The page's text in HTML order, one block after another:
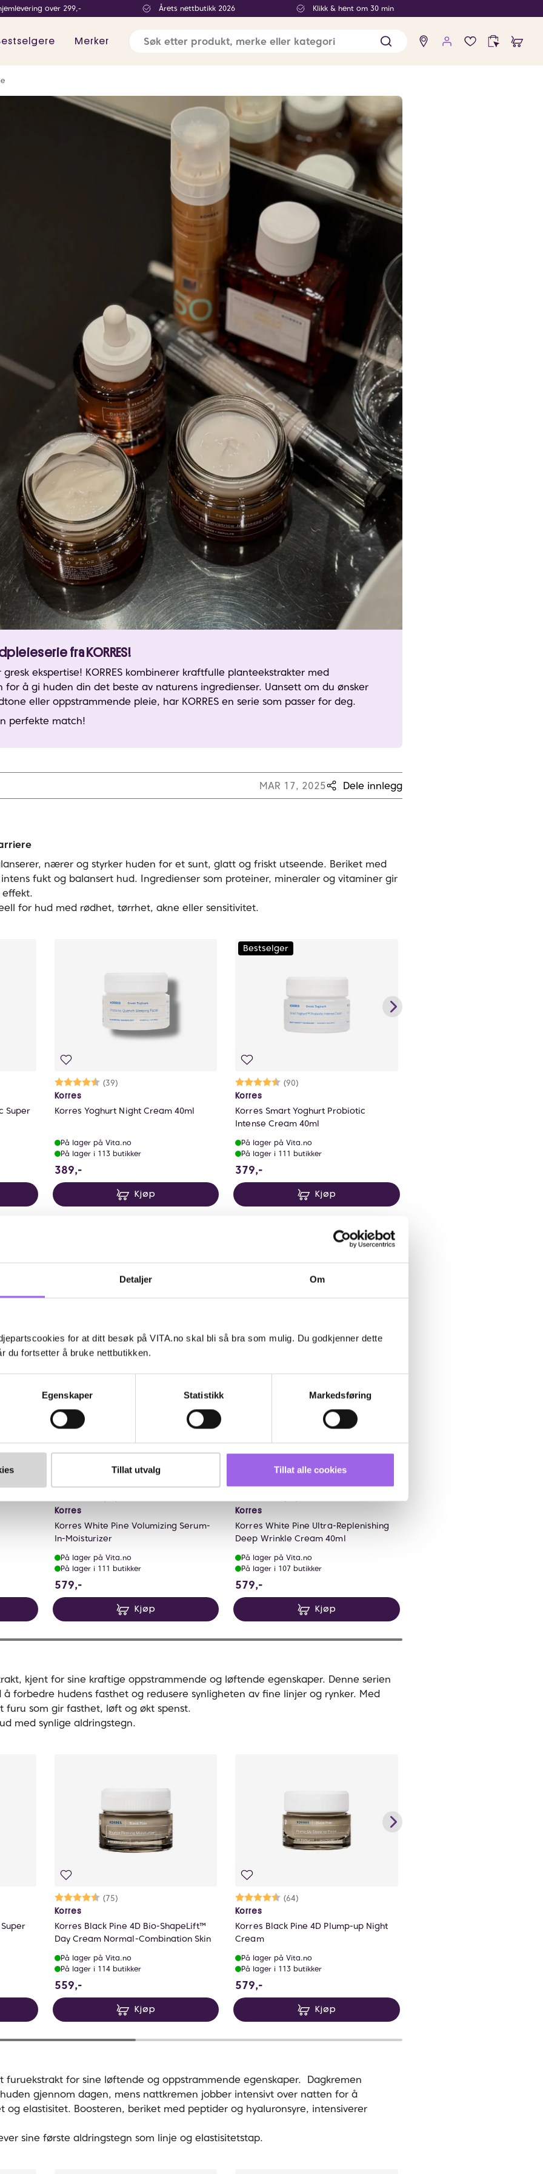
Detaljer Om
for at ditt besøk på VITA.no skal bli så bra som mulig. Du godkjenner dette
du fortsetter å bruke nettbutikken.
Egenskaper Statistikk Markedsføring
Tillat utvalg Tillat alle cookies
over 299,- Årets nettbutikk 2026 Klikk & hent om 30 min
Merker
Ingen
produkter
fra KORRES!
ekspertise! KORRES kombinerer kraftfulle planteekstrakter med
for å gi huden din det beste av naturens ingredienser. Uansett om du ønsker
eller oppstrammende pleie, har KORRES en serie som passer for deg.
perfekte match!
MAR 17, 2025 Dele innlegg
nærer og styrker huden for et sunt, glatt og friskt utseende. Beriket med
fukt og balansert hud. Ingredienser som proteiner, mineraler og vitaminer gir
effekt.
for hud med rødhet, tørrhet, akne eller sensitivitet.
Super
Karakter:
(39)
4.8 av 5 mulige
Korres
Korres Yoghurt Night Cream 40ml
På lager på Vita.no
På lager i 113 butikker
389,-389 NOK
Kjøp
Bestselger
Karakter:
(90)
4.9 av 5 mulige
Korres
Korres Smart Yoghurt Probiotic
Intense Cream 40ml
På lager på Vita.no
På lager i 111 butikker
379,-
Kjøp
og tilbyr omfattende forbedringer ved å gi fylde, spenst, og
dype linjer og rynker. Denne serien forbedrer hudens elastisitet, gir et løft,
som dype linjer og aldersflekker. Med sin effektive anti-rynkeformel bidrar
Karakter:
4.6 av 5 mulige
Korres
Korres White Pine Volumizing Serum-
In-Moisturizer
På lager på Vita.no
På lager i 111 butikker
579,-579 NOK
Kjøp
Karakter:
4.6 av 5 mulige
Korres
Korres White Pine Ultra-Replenishing
Deep Wrinkle Cream 40ml
På lager på Vita.no
På lager i 107 butikker
579,-
Kjøp
kjent for sine kraftige oppstrammende og løftende egenskaper. Denne serien
forbedre hudens fasthet og redusere synligheten av fine linjer og rynker. Med
furu som gir fasthet, løft og økt spenst.
med synlige aldringstegn.
Karakter:
(75)
4.7 av 5 mulige
Korres
Korres Black Pine 4D Bio-ShapeLift™
Day Cream Normal-Combination Skin
På lager på Vita.no
På lager i 114 butikker
559,-559 NOK
Kjøp
Karakter:
(64)
4.6 av 5 mulige
Korres
Korres Black Pine 4D Plump-up Night
Cream
På lager på Vita.no
På lager i 113 butikker
579,-
Kjøp
furuekstrakt for sine løftende og oppstrammende egenskaper. Dagkremen
gjennom dagen, mens nattkremen jobber intensivt over natten for å
og elastisitet. Boosteren, beriket med peptider og hyaluronsyre, intensiverer
sine første aldringstegn som linje og elastisitetstap.